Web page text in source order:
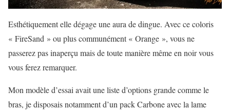
Esthétiquement elle dégage une aura de dingue. Avec ce coloris
« FireSand » ou plus communément « Orange », vous ne
passerez pas inaperçu mais de toute manière même en noir vous
vous ferez remarquer.
Mon modèle d’essai avait une liste d’options grande comme le
bras, je disposais notamment d’un pack Carbone avec la lame